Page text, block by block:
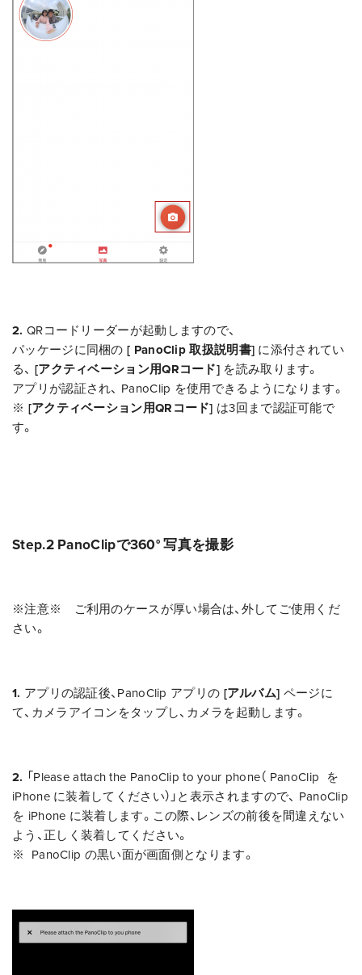
2. QRコードリーダーが起動しますので、
パッケージに同梱の [ PanoClip 取扱説明書] に添付されてい
る、 [アクティベーション用QRコード] を読み取ります。
アプリが認証され、 PanoClip を使用できるようになります。
※ [アクティベーション用QRコード] は3回まで認証可能で
す。
Step.2 PanoClipで360° 写真を撮影
※注意※ ご利用のケースが厚い場合は、外してご使用くだ
さい。
1. アプリの認証後、PanoClip アプリの [アルバム] ページに
て、カメラアイコンをタップし、カメラを起動します。
2. 「Please attach the PanoClip to your phone（ PanoClip を
iPhone に装着してください）」と表示されますので、 PanoClip
を iPhone に装着します。この際、レンズの前後を間違えない
よう、正しく装着してください。
※ PanoClip の黒い面が画面側となります。